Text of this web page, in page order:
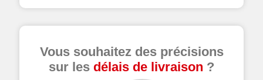
Vous souhaitez des précisions
sur les délais de livraison ?